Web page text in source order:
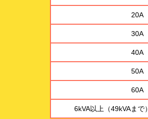
20A
30A
40A
50A
60A
6kVA以上（49kVAまで